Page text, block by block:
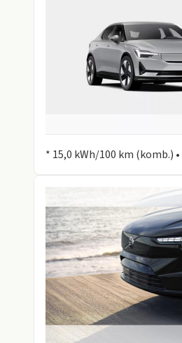
* 15,0 kWh/100 km (komb.)